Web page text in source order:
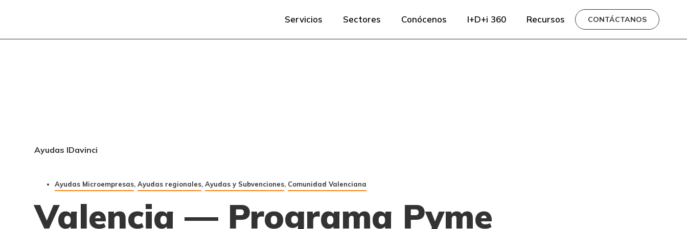
Servicios Sectores Conócenos I+D+i 360 Recursos CONTÁCTANOS
Ayudas IDavinci
Ayudas Microempresas, Ayudas regionales, Ayudas y Subvenciones, Comunidad Valenciana
Valencia — Programa Pyme